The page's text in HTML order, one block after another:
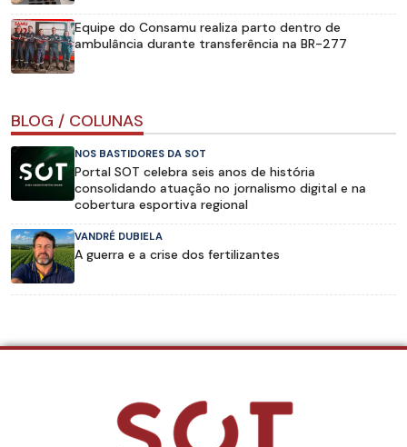
Equipe do Consamu realiza parto dentro de
ambulância durante transferência na BR-277
BLOG / COLUNAS
NOS BASTIDORES DA SOT
Portal SOT celebra seis anos de história
consolidando atuação no jornalismo digital e na
cobertura esportiva regional
VANDRÉ DUBIELA
A guerra e a crise dos fertilizantes